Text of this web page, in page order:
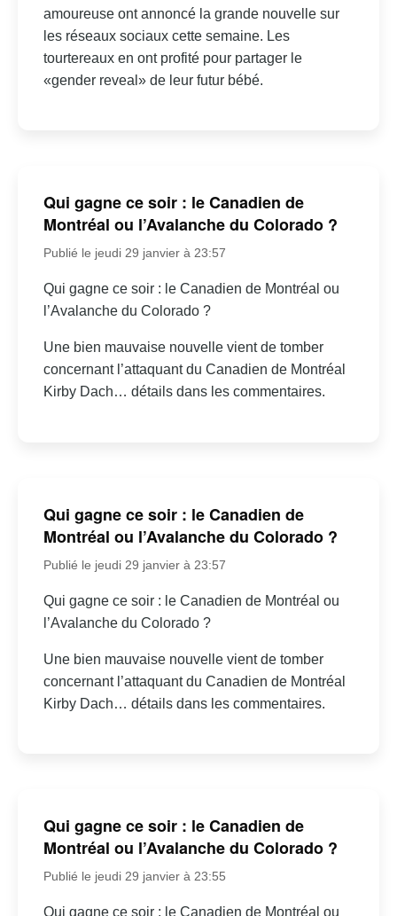
amoureuse ont annoncé la grande nouvelle sur
les réseaux sociaux cette semaine. Les
tourtereaux en ont profité pour partager le
«gender reveal» de leur futur bébé.
Qui gagne ce soir : le Canadien de
Montréal ou l’Avalanche du Colorado ?
Publié le jeudi 29 janvier à 23:57
Qui gagne ce soir : le Canadien de Montréal ou
l’Avalanche du Colorado ?
Une bien mauvaise nouvelle vient de tomber
concernant l’attaquant du Canadien de Montréal
Kirby Dach… détails dans les commentaires.
Qui gagne ce soir : le Canadien de
Montréal ou l’Avalanche du Colorado ?
Publié le jeudi 29 janvier à 23:57
Qui gagne ce soir : le Canadien de Montréal ou
l’Avalanche du Colorado ?
Une bien mauvaise nouvelle vient de tomber
concernant l’attaquant du Canadien de Montréal
Kirby Dach… détails dans les commentaires.
Qui gagne ce soir : le Canadien de
Montréal ou l’Avalanche du Colorado ?
Publié le jeudi 29 janvier à 23:55
Qui gagne ce soir : le Canadien de Montréal ou